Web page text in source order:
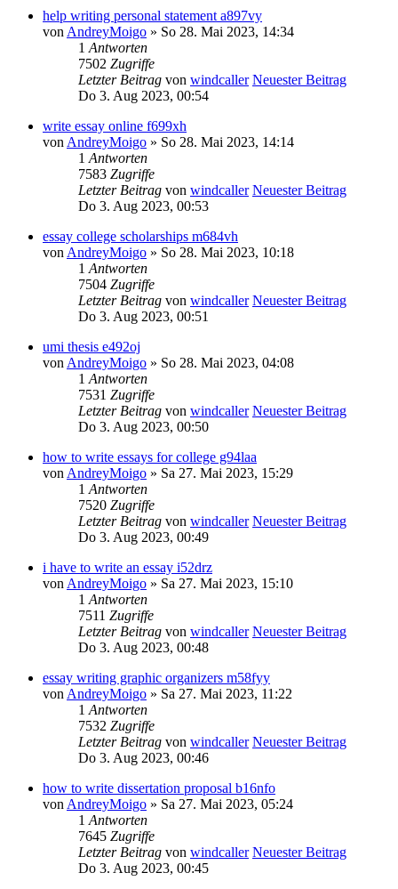
help writing personal statement a897vy
von AndreyMoigo » So 28. Mai 2023, 14:34
1 Antworten
7502 Zugriffe
Letzter Beitrag von windcaller Neuester Beitrag
Do 3. Aug 2023, 00:54
write essay online f699xh
von AndreyMoigo » So 28. Mai 2023, 14:14
1 Antworten
7583 Zugriffe
Letzter Beitrag von windcaller Neuester Beitrag
Do 3. Aug 2023, 00:53
essay college scholarships m684vh
von AndreyMoigo » So 28. Mai 2023, 10:18
1 Antworten
7504 Zugriffe
Letzter Beitrag von windcaller Neuester Beitrag
Do 3. Aug 2023, 00:51
umi thesis e492oj
von AndreyMoigo » So 28. Mai 2023, 04:08
1 Antworten
7531 Zugriffe
Letzter Beitrag von windcaller Neuester Beitrag
Do 3. Aug 2023, 00:50
how to write essays for college g94laa
von AndreyMoigo » Sa 27. Mai 2023, 15:29
1 Antworten
7520 Zugriffe
Letzter Beitrag von windcaller Neuester Beitrag
Do 3. Aug 2023, 00:49
i have to write an essay i52drz
von AndreyMoigo » Sa 27. Mai 2023, 15:10
1 Antworten
7511 Zugriffe
Letzter Beitrag von windcaller Neuester Beitrag
Do 3. Aug 2023, 00:48
essay writing graphic organizers m58fyy
von AndreyMoigo » Sa 27. Mai 2023, 11:22
1 Antworten
7532 Zugriffe
Letzter Beitrag von windcaller Neuester Beitrag
Do 3. Aug 2023, 00:46
how to write dissertation proposal b16nfo
von AndreyMoigo » Sa 27. Mai 2023, 05:24
1 Antworten
7645 Zugriffe
Letzter Beitrag von windcaller Neuester Beitrag
Do 3. Aug 2023, 00:45